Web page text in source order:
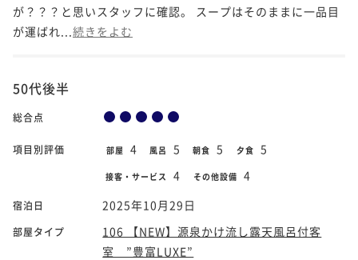
が？？？と思いスタッフに確認。 スープはそのままに一品目
が運ばれ... 続きをよむ
50代後半
総合点
項目別評価 部屋 4 風呂 5 朝食 5 夕食 5
接客・サービス 4 その他設備 4
宿泊日 2025年10月29日
部屋タイプ
106 【NEW】源泉かけ流し露天風呂付客
室 ”豊富LUXE”